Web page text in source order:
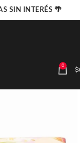
0 $
SIN INTERÉS 🌴